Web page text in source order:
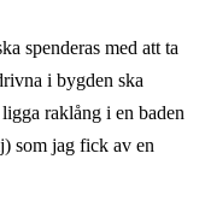
spenderas med att ta
i bygden ska
raklång i en baden
som jag fick av en